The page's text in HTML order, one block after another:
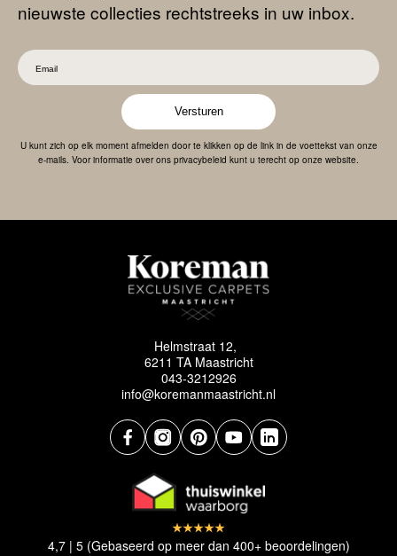
nieuwste collecties rechtstreeks in uw inbox.
Versturen
U kunt zich op elk moment afmelden door te klikken op de link in de voettekst van onze
e-mails. Voor informatie over ons privacybeleid kunt u terecht op onze website.
Helmstraat 12,
6211 TA Maastricht
043-3212926
info@koremanmaastricht.nl
4,7 | 5 (Gebaseerd op meer dan 400+ beoordelingen)